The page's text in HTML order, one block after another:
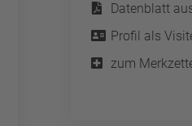
des
Karte
Mehr
Datenblatt
Profil als
zum